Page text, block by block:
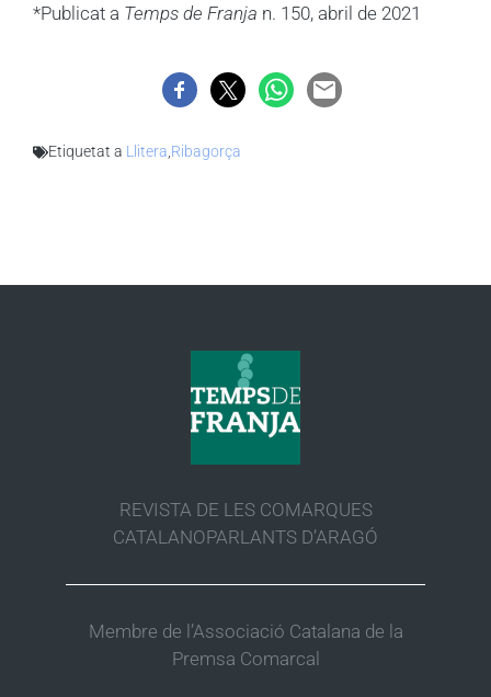
*Publicat a Temps de Franja n. 150, abril de 2021
Etiquetat a Llitera,Ribagorça
REVISTA DE LES COMARQUES
CATALANOPARLANTS D’ARAGÓ
Membre de l’Associació Catalana de la
Premsa Comarcal